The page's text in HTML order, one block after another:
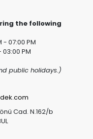
the following
- 07:00 PM
03:00 PM
public holidays.)
Cad. N.162/b